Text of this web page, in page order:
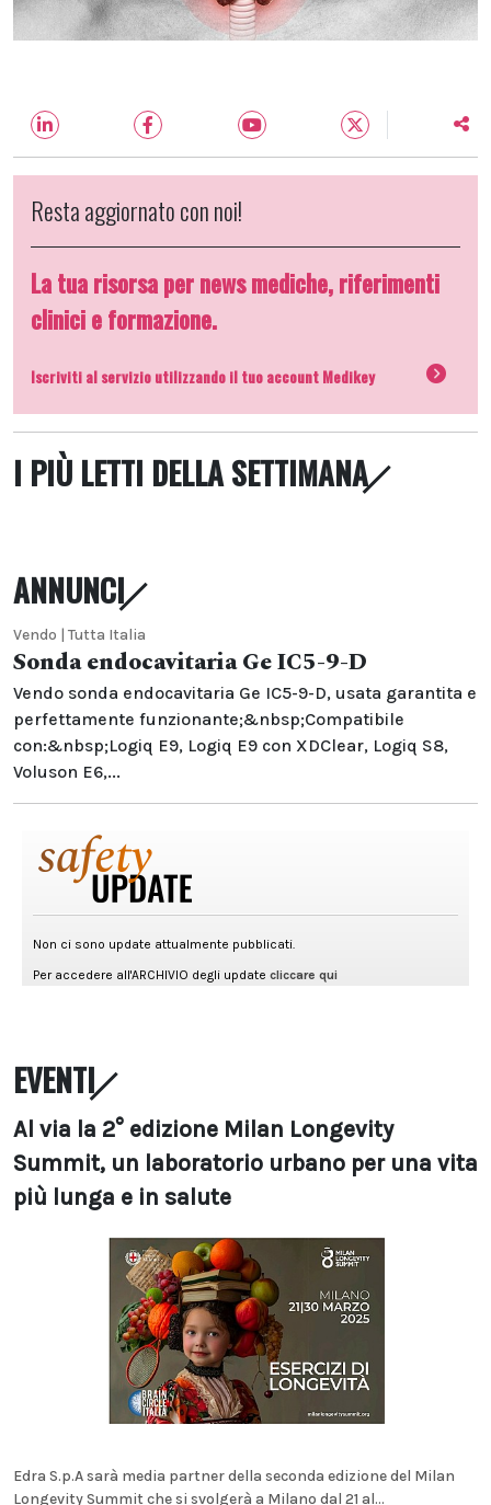
Resta aggiornato con noi!
La tua risorsa per news mediche, riferimenti
clinici e formazione.
Iscriviti al servizio utilizzando il tuo account Medikey
I PIÙ LETTI DELLA SETTIMANA
ANNUNCI
Vendo | Tutta Italia
Sonda endocavitaria Ge IC5-9-D
Vendo sonda endocavitaria Ge IC5-9-D, usata garantita e
perfettamente funzionante;&nbsp;Compatibile
con:&nbsp;Logiq E9, Logiq E9 con XDClear, Logiq S8,
Voluson E6,...
EVENTI
Al via la 2° edizione Milan Longevity
Summit, un laboratorio urbano per una vita
più lunga e in salute
Edra S.p.A sarà media partner della seconda edizione del Milan
Longevity Summit che si svolgerà a Milano dal 21 al...